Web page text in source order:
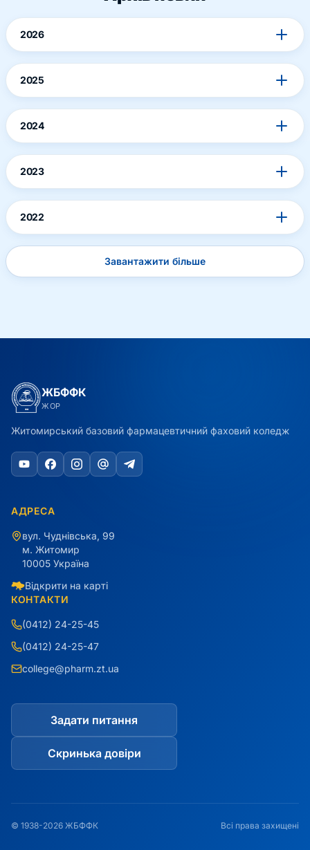
2026
2025
2024
2023
2022
Завантажити більше
ЖБФФК
ЖОР
Житомирський базовий фармацевтичний фаховий коледж
АДРЕСА
вул. Чуднівська, 99
м. Житомир
10005 Україна
Відкрити на карті
КОНТАКТИ
(0412) 24-25-45
(0412) 24-25-47
college@pharm.zt.ua
Задати питання
Скринька довіри
© 1938-2026 ЖБФФК Всі права захищені